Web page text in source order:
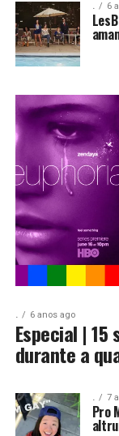
. 6
. 6 anos ago
Especial |
durante a
. 7
Pro